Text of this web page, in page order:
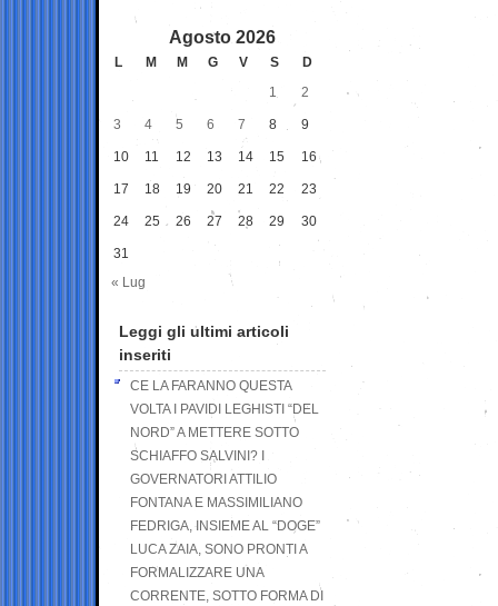
Agosto 2026
L M M G V S
D
1
2
3 4 5 6 7 8 9
10 11 12 13 14 15 16
17 18 19 20 21 22 23
24 25 26 27 28 29 30
31
« Lug
Leggi gli ultimi articoli
inseriti
CE LA FARANNO QUESTA
VOLTA I PAVIDI LEGHISTI “DEL
NORD” A METTERE SOTTO
SCHIAFFO SALVINI? I
GOVERNATORI ATTILIO
FONTANA E MASSIMILIANO
FEDRIGA, INSIEME AL “DOGE”
LUCA ZAIA, SONO PRONTI A
FORMALIZZARE UNA
CORRENTE, SOTTO FORMA DI